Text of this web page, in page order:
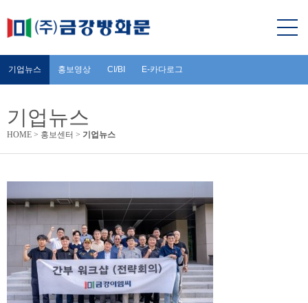
기업뉴스 홍보영상 CI/BI E-카다로그
기업뉴스
HOME > 홍보센터 > 기업뉴스